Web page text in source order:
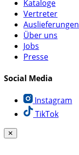
Kataloge
Vertreter
Auslieferungen
Über uns
Jobs
Presse
Social Media
Instagram
TikTok
✕